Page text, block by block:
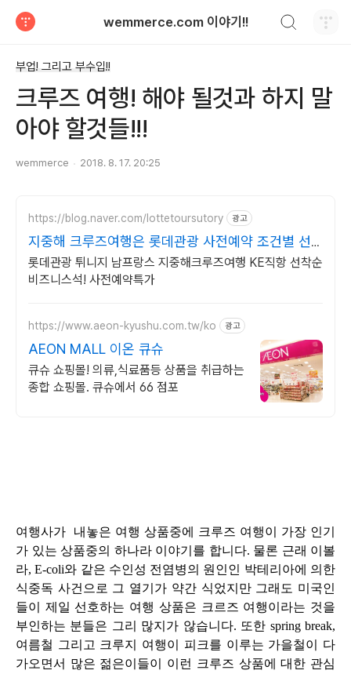
wemmerce.com 이야기!!
부업! 그리고 부수입!!
크루즈 여행! 해야 될것과 하지 말
아야 할것들!!!
wemmerce 2018. 8. 17. 20:25
https://blog.naver.com/lottetoursutory 광고
지중해 크루즈여행은 롯데관광 사전예약 조건별 선
착순 할인
롯데관광 튀니지 남프랑스 지중해크루즈여행 KE직항 선착순
비즈니스석! 사전예약특가
https://www.aeon-kyushu.com.tw/ko 광고
AEON MALL 이온 큐슈
큐슈 쇼핑몰! 의류,식료품등 상품을 취급하는
종합 쇼핑몰. 큐슈에서 66 점포
여행사가 내놓은 여행 상품중에 크루즈 여행이 가장 인기
가 있는 상품중의 하나라 이야기를 합니다. 물론 근래 이볼
라,E-coli와 같은 수인성 전염병의 원인인 박테리아에 의한
식중독 사건으로 그 열기가 약간 식었지만 그래도 미국인
들이 제일 선호하는 여행 상품은 크르즈 여행이라는 것을
부인하는 분들은 그리 많지가 않습니다. 또한 spring break,
여름철 그리고 크루지 여행이 피크를 이루는 가을철이 다
가오면서 많은 젊은이들이 이런 크루즈 상품에 대한 관심